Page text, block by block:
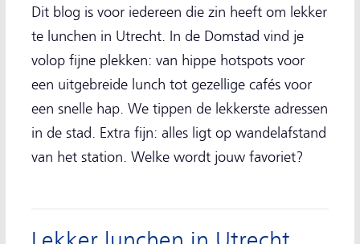
Dit blog is voor iedereen die zin heeft om lekker
te lunchen in Utrecht. In de Domstad vind je
volop fijne plekken: van hippe hotspots voor
een uitgebreide lunch tot gezellige cafés voor
een snelle hap. We tippen de lekkerste adressen
in de stad. Extra fijn: alles ligt op wandelafstand
van het station. Welke wordt jouw favoriet?